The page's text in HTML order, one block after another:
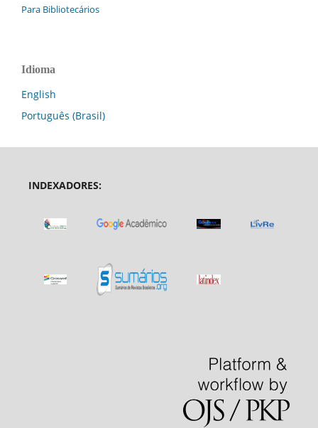
Para Bibliotecários
Idioma
English
Português (Brasil)
INDEXADORES: